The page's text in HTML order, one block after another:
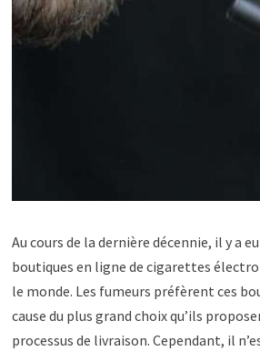
Au cours de la dernière décennie, il y a
boutiques en ligne de cigarettes
le monde. Les fumeurs préfèrent ces
cause du plus grand choix qu’ils
processus de livraison. Cependant, il